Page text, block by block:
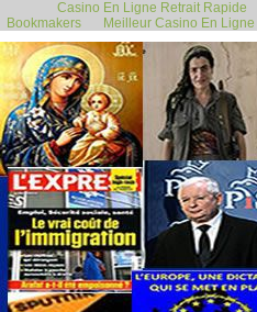
Casino En Ligne Retrait Rapide
Bookmakers
Meilleur Casino En Ligne